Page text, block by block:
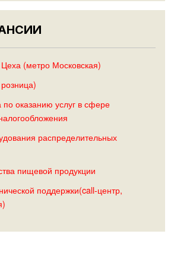
(метро Московская)
оказанию услуг в сфере
распределительных
пищевой продукции
поддержки(call-центр,